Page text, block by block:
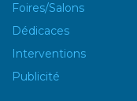
Foires/Salons
Dédicaces
Interventions
Publicité